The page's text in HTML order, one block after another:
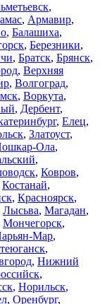
,
, Армавир,
, Балашиха,
, Березники,
, Братск, Брянск,
, Верхняя
, Волгоград,
, Воркута,
, Дербент,
, Елец,
, Златоуст,
Ола,
,
, Ковров,
Костанай,
, Красноярск,
Лысьва, Магадан,
Мончегорск,
Мар,
,
, Нижний
,
, Норильск,
, Оренбург,